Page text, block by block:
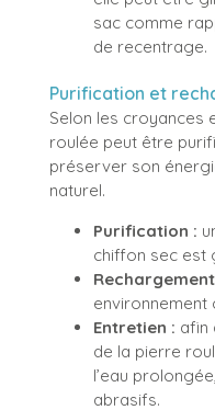
sac comme
de recentrage.
Purification et
Selon les croyances
roulée peut être
préserver son
naturel.
Purification :
chiffon sec est
environnement
Entretien : afin
de la pierre
l’eau
abrasifs.